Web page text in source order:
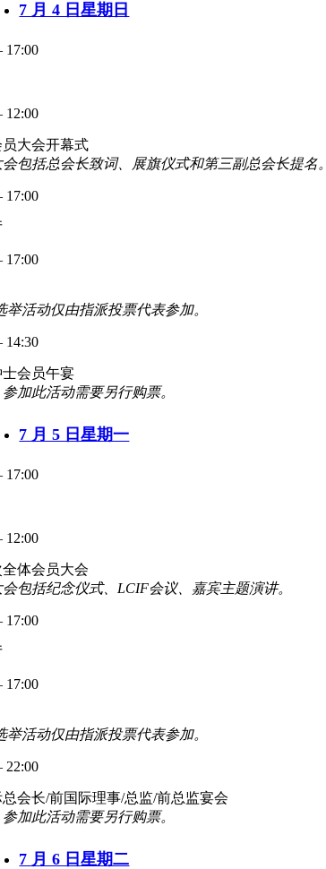
7 月 4 日星期日
17:00
12:00
大会开幕式
包括总会长致词、展旗仪式和第三副总会长提名。
17:00
17:00
举活动仅由指派投票代表参加。
14:30
会员午宴
加此活动需要另行购票。
7 月 5 日星期一
17:00
12:00
体会员大会
包括纪念仪式、LCIF会议、嘉宾主题演讲。
17:00
17:00
举活动仅由指派投票代表参加。
22:00
会长/前国际理事/总监/前总监宴会
加此活动需要另行购票。
7 月 6 日星期二